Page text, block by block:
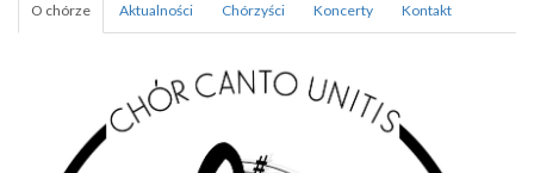
O chórze Aktualności Chórzyści Koncerty Kontakt